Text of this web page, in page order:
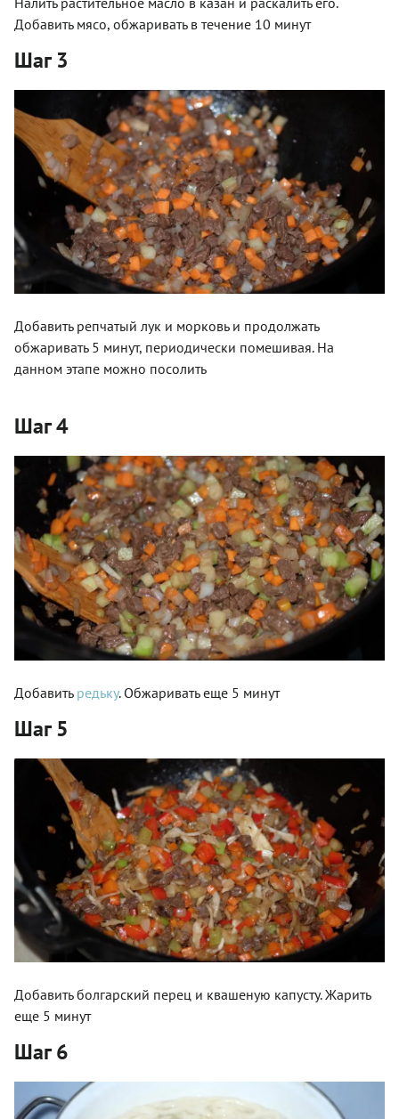
Добавить мясо, обжаривать в течение 10 минут
Шаг 3
Добавить репчатый лук и морковь и продолжать
обжаривать 5 минут, периодически помешивая. На
данном этапе можно посолить
Шаг 4
Добавить редьку. Обжаривать еще 5 минут
Шаг 5
Добавить болгарский перец и квашеную капусту. Жарить
еще 5 минут
Шаг 6